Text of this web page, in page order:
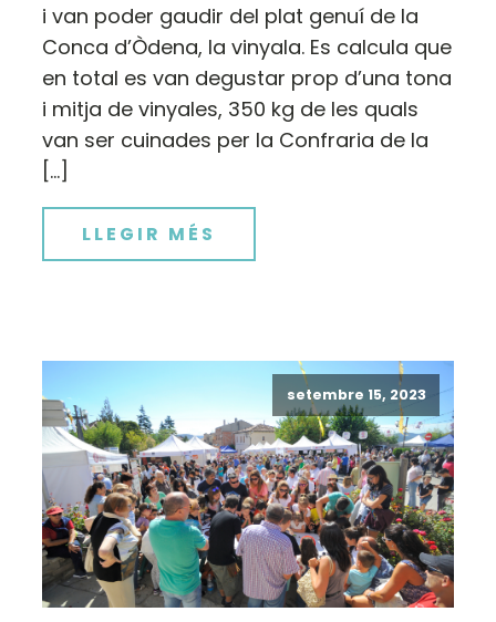
i van poder gaudir del plat genuí de la
Conca d’Òdena, la vinyala. Es calcula que
en total es van degustar prop d’una tona
i mitja de vinyales, 350 kg de les quals
van ser cuinades per la Confraria de la
[…]
LLEGIR MÉS
setembre 15, 2023